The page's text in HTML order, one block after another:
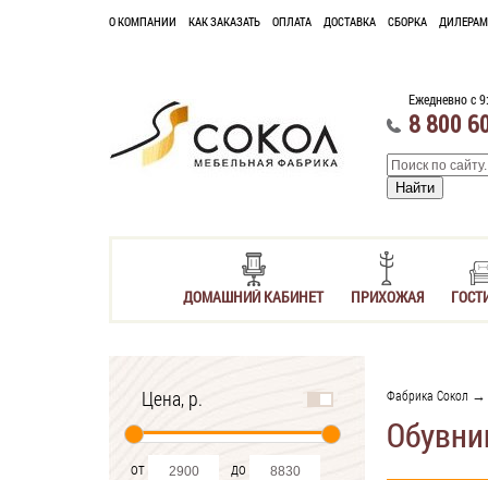
О КОМПАНИИ КАК ЗАКАЗАТЬ ОПЛАТА ДОСТАВКА СБОРКА ДИЛЕРАМ
Ежедневно с
8 800
ДОМАШНИЙ КАБИНЕТ ПРИХОЖАЯ
Цена, р.
от
до
Фабрика Сокол →